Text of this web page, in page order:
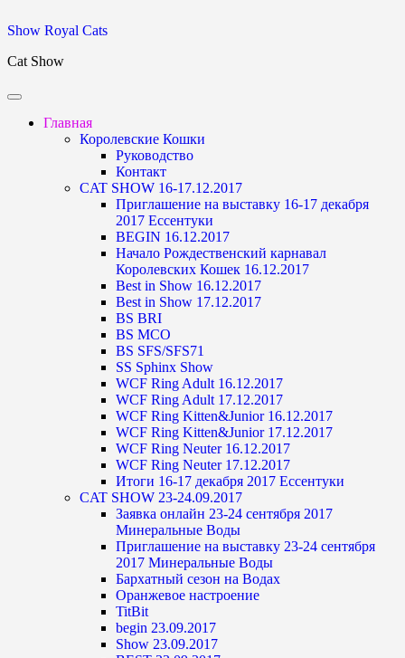
Skip
content
Show Royal Cats
Cat Show
Главная
Королевские Кошки
Руководство
Контакт
CAT SHOW 16-17.12.2017
Приглашение на выставку 16-17 декабря
2017 Ессентуки
BEGIN 16.12.2017
Начало Рождественский карнавал
Королевских Кошек 16.12.2017
Best in Show 16.12.2017
Best in Show 17.12.2017
BS BRI
BS MCO
BS SFS/SFS71
SS Sphinx Show
WCF Ring Adult 16.12.2017
WCF Ring Adult 17.12.2017
WCF Ring Kitten&Junior 16.12.2017
WCF Ring Kitten&Junior 17.12.2017
WCF Ring Neuter 16.12.2017
WCF Ring Neuter 17.12.2017
Итоги 16-17 декабря 2017 Ессентуки
CAT SHOW 23-24.09.2017
Заявка онлайн 23-24 сентября 2017
Минеральные Воды
Приглашение на выставку 23-24 сентября
2017 Минеральные Воды
Бархатный сезон на Водах
Оранжевое настроение
TitBit
begin 23.09.2017
Show 23.09.2017